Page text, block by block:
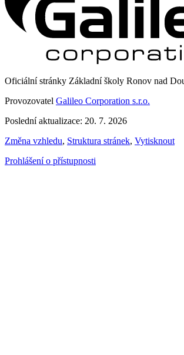
Oficiální stránky Základní školy Ronov nad
Provozovatel Galileo Corporation s.r.o.
Poslední aktualizace: 20. 7. 2026
Změna vzhledu, Struktura stránek, Vytisknout
Prohlášení o přístupnosti